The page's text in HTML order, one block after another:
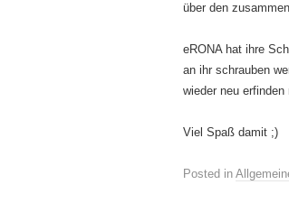
über den
eRONA hat ihre
an ihr schrauben
wieder neu
Viel Spaß damit ;)
Posted in